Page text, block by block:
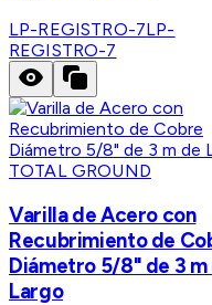
LP-REGISTRO-7LP-
REGISTRO-7
TOTAL GROUND
Varilla de Acero con
Recubrimiento de
Diámetro 5/8" de 3 m
Largo